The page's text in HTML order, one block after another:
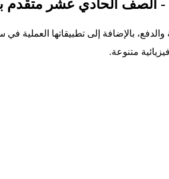
- الصف الحادي عشر متقدم
والدفع، بالإضافة إلى تطبيقاتها
متنوعة.